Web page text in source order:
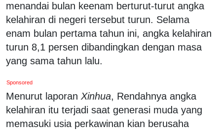
menandai bulan keenam berturut-turut angka
kelahiran di negeri tersebut turun. Selama
enam bulan pertama tahun ini, angka kelahiran
turun 8,1 persen dibandingkan dengan masa
yang sama tahun lalu.
Sponsored
Menurut laporan Xinhua, Rendahnya angka
kelahiran itu terjadi saat generasi muda yang
memasuki usia perkawinan kian berusaha